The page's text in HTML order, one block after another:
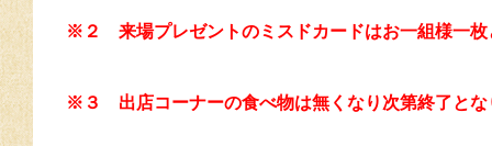
※２ 来場プレゼントのミスドカードはお一組様一枚
※３ 出店コーナーの食べ物は無くなり次第終了とな